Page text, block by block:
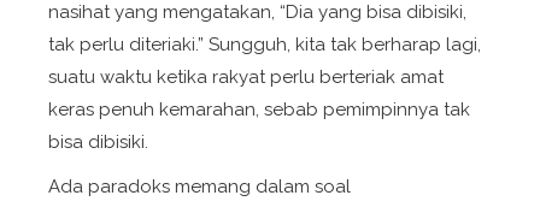
nasihat yang mengatakan, “Dia yang bisa dibisiki,
tak perlu diteriaki.” Sungguh, kita tak berharap lagi,
suatu waktu ketika rakyat perlu berteriak amat
keras penuh kemarahan, sebab pemimpinnya tak
bisa dibisiki.
Ada paradoks memang dalam soal